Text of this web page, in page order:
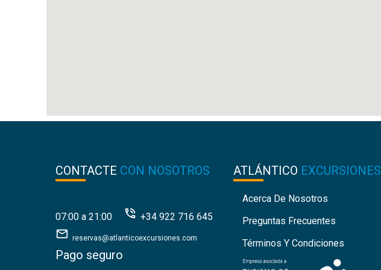
CONTACTE CON NOSOTROS
07:00 a 21:00 +34 922 716 645
reservas@atlanticoexcursiones.com
Pago seguro
ATLÁNTICO EXCURSIONES
Acerca De Nosotros
Preguntas Frecuentes
Términos Y Condiciones